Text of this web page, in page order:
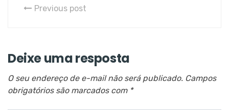
Previous post
Deixe uma resposta
O seu endereço de e-mail não será publicado. Campos
obrigatórios são marcados com *